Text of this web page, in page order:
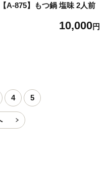
【A-875】もつ鍋 塩味 2人前
10,000円
4 5